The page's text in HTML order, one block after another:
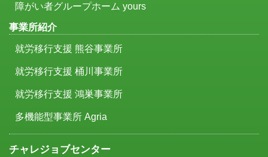
障がい者グループホーム yours
事業所紹介
就労移行支援 熊谷事業所
就労移行支援 桶川事業所
就労移行支援 鴻巣事業所
多機能型事業所 Agria
チャレジョブセンター